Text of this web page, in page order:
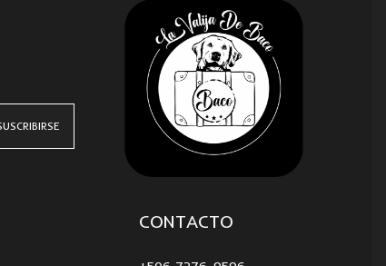
CONTACTO